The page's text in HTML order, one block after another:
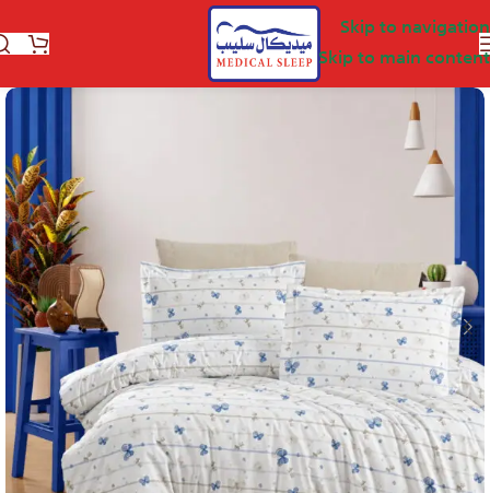
Skip to navigation
Skip to main content